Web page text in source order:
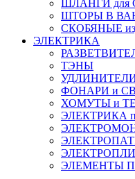
ШЛАНГИ
ШТОРЫ В
СКОБЯНЫЕ
ЭЛЕКТРИКА
ТЭНЫ
ФОНАРИ и
ХОМУТЫ и
ЭЛЕКТРИКА
ЭЛЕМЕНТЫ